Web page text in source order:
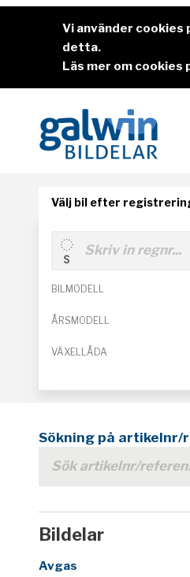
Vi använder
detta.
Läs mer om cookies
Välj bil efter
BILMODELL
ÅRSMODELL
VÄXELLÅDA
Sökning på artikelnr/
Bildelar
Avgas